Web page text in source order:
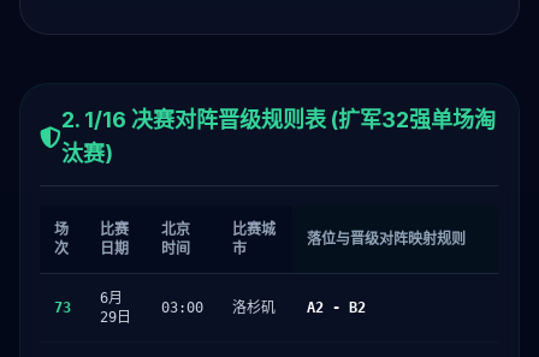
2. 1/16 决赛对阵晋级规则表 (扩军32强单场淘
汰赛)
场
次
比赛
日期
北京
时间
比赛城
市
落位与晋级对阵映射规则
73
6月
29日
03:00 洛杉矶 A2 - B2